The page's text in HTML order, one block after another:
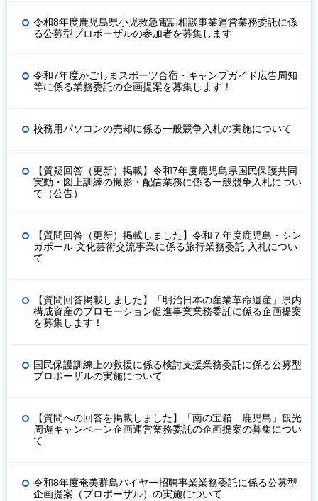
令和8年度鹿児島県小児救急電話相談事業運営業務委託に係
る公募型プロポーザルの参加者を募集します
令和7年度かごしまスポーツ合宿・キャンプガイド広告周知
等に係る業務委託の企画提案を募集します！
校務用パソコンの売却に係る一般競争入札の実施について
【質疑回答（更新）掲載】令和7年度鹿児島県国民保護共同
実動・図上訓練の撮影・配信業務に係る一般競争入札につい
て（公告）
【質問回答（更新）掲載しました】令和７年度鹿児島・シン
ガポール 文化芸術交流事業に係る旅行業務委託 入札につい
て
【質問回答掲載しました】「明治日本の産業革命遺産」県内
構成資産のプロモーション促進事業業務委託に係る企画提案
を募集します！
国民保護訓練上の救援に係る検討支援業務委託に係る公募型
プロポーザルの実施について
【質問への回答を掲載しました】「南の宝箱 鹿児島」観光
周遊キャンペーン企画運営業務委託の企画提案の募集につい
て
令和8年度奄美群島バイヤー招聘事業業務委託に係る公募型
企画提案（プロポーザル）の実施について